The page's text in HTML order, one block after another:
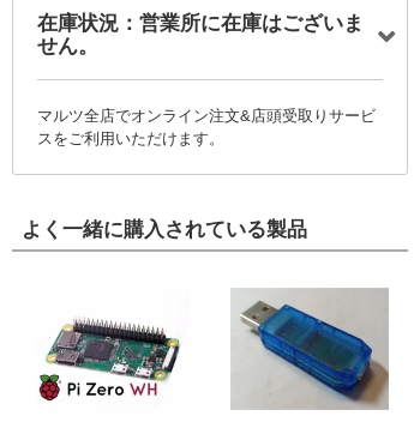
在庫状況：営業所に在庫はございま
せん。
マルツ全店でオンライン注文&店頭受取りサービ
スをご利用いただけます。
よく一緒に購入されている製品